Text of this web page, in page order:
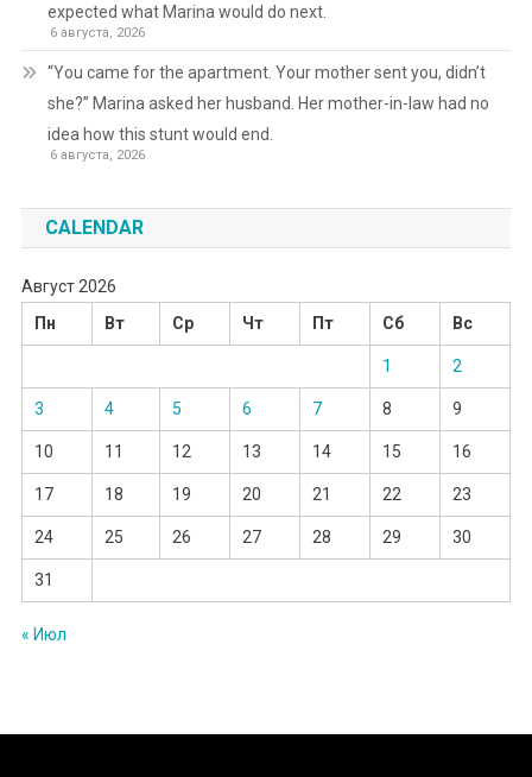
expected what Marina would do next.
6 августа, 2026
“You came for the apartment. Your mother sent you, didn’t
she?” Marina asked her husband. Her mother-in-law had no
idea how this stunt would end.
6 августа, 2026
CALENDAR
Август 2026
Пн
Вт Ср Чт Пт Сб Вс
1 2
3 4 5 6 7 8 9
10 11 12 13 14 15 16
17 18 19 20 21 22 23
24 25 26 27 28 29 30
31
« Июл